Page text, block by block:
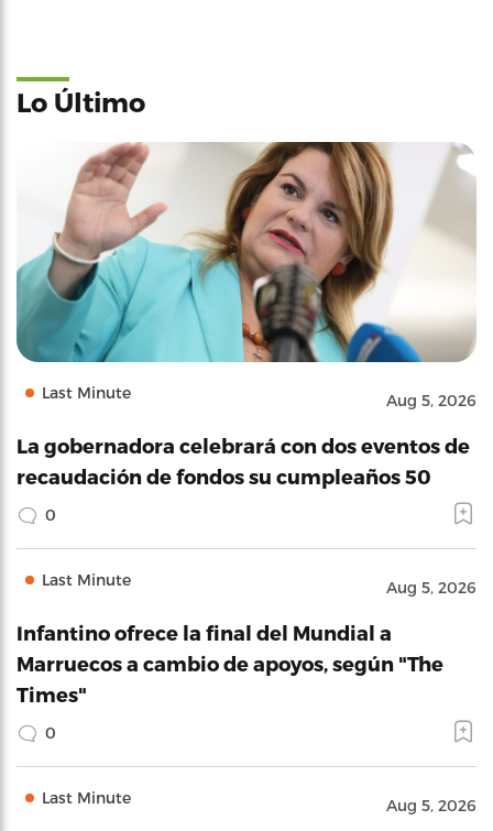
Lo Último
Last Minute Aug 5, 2026
La gobernadora celebrará con dos eventos de
recaudación de fondos su cumpleaños 50
0
Last Minute Aug 5, 2026
Infantino ofrece la final del Mundial a
Marruecos a cambio de apoyos, según "The
Times"
0
Last Minute Aug 5, 2026